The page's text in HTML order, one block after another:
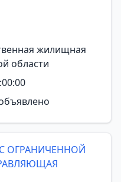
жилищная
области
ОГРАНИЧЕННОЙ